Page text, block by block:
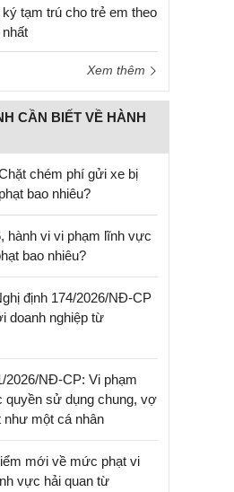
tạm trú cho trẻ em theo
Xem thêm
CẦN BIẾT VỀ HÀNH
chém phí gửi xe bị
phạt bao nhiêu?
hành vi vi phạm lĩnh vực
bao nhiêu?
định 174/2026/NĐ-CP
doanh nghiệp từ
2026/NĐ-CP: Vi phạm
quyền sử dụng chung, vợ
như một cá nhân
mới về mức phạt vi
vực hải quan từ